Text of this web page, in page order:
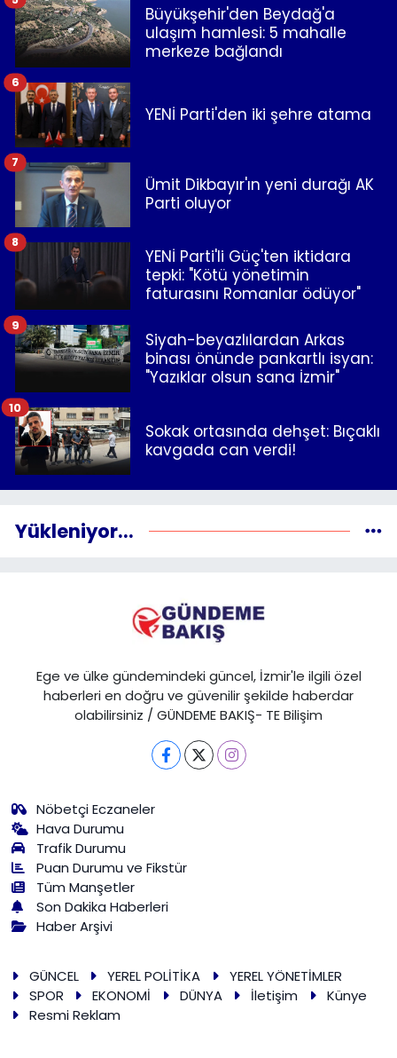
Büyükşehir'den Beydağ'a
ulaşım hamlesi: 5 mahalle
merkeze bağlandı
YENİ Parti'den iki şehre atama
6
Ümit Dikbayır'ın yeni durağı AK
Parti oluyor
7
YENİ Parti'li Güç'ten iktidara
tepki: "Kötü yönetimin
faturasını Romanlar ödüyor"
8
Siyah-beyazlılardan Arkas
binası önünde pankartlı isyan:
"Yazıklar olsun sana İzmir"
9
Sokak ortasında dehşet: Bıçaklı
kavgada can verdi!
10
Yükleniyor...
Ege ve ülke gündemindeki güncel, İzmir'le ilgili özel
haberleri en doğru ve güvenilir şekilde haberdar
olabilirsiniz / GÜNDEME BAKIŞ- TE Bilişim
Nöbetçi Eczaneler
Hava Durumu
Trafik Durumu
Puan Durumu ve Fikstür
Tüm Manşetler
Son Dakika Haberleri
Haber Arşivi
GÜNCEL YEREL POLİTİKA
YEREL YÖNETİMLER
SPOR
EKONOMİ DÜNYA İletişim
Künye
Resmi Reklam